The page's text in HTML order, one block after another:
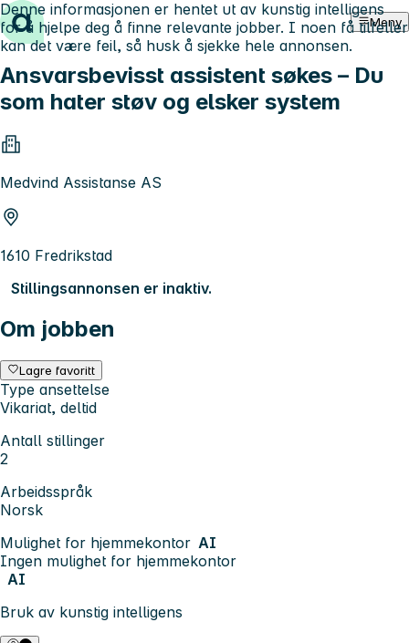
Hopp til innhold Meny
Ansvarsbevisst assistent søkes – Du
som hater støv og elsker system
Medvind Assistanse AS
1610 Fredrikstad
Stillingsannonsen er inaktiv.
Om jobben
Lagre favoritt
Type ansettelse
Vikariat, deltid
Antall stillinger
2
Arbeidsspråk
Norsk
Mulighet for hjemmekontor AI
Ingen mulighet for hjemmekontor
AI
Bruk av kunstig intelligens
Denne informasjonen er hentet ut av kunstig intelligens
for å hjelpe deg å finne relevante jobber. I noen få tilfeller
kan det være feil, så husk å sjekke hele annonsen.